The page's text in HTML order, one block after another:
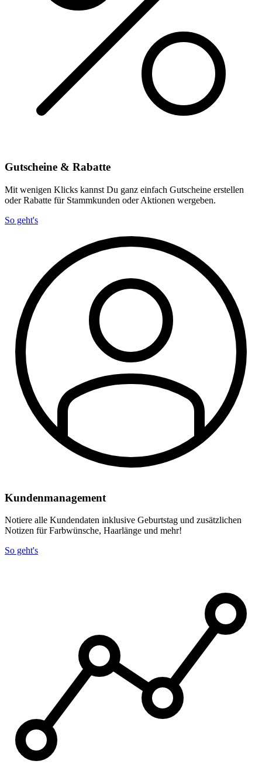
Gutscheine & Rabatte
Mit wenigen Klicks kannst Du ganz einfach Gutscheine erstellen
oder Rabatte für Stammkunden oder Aktionen wergeben.
So geht's
Kundenmanagement
Notiere alle Kundendaten inklusive Geburtstag und zusätzlichen
Notizen für Farbwünsche, Haarlänge und mehr!
So geht's